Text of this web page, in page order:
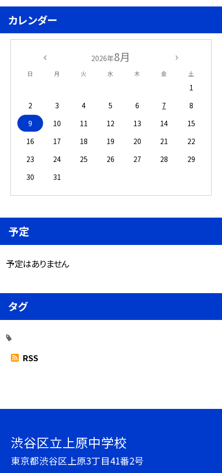
カレンダー
2026年8月
日 月 火 水 木 金 土
1
2
3 4 5 6 7
8
9
10 11 12 13 14
15
16
17 18 19 20 21
22
23
24 25 26 27 28
29
30
31
予定
予定はありません
タグ
RSS
渋谷区立上原中学校
東京都渋谷区上原3丁目41番2号